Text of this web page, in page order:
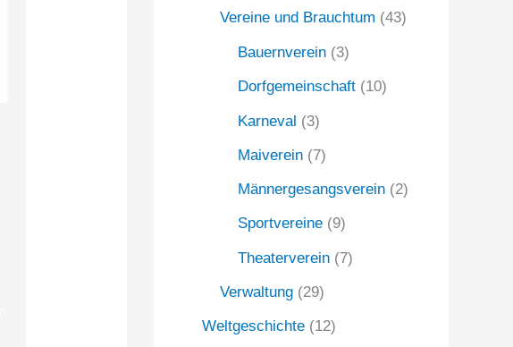
Vereine und Brauchtum (43)
Bauernverein (3)
Dorfgemeinschaft (10)
Karneval (3)
Maiverein (7)
Männergesangsverein (2)
Sportvereine (9)
Theaterverein (7)
Verwaltung (29)
Weltgeschichte (12)